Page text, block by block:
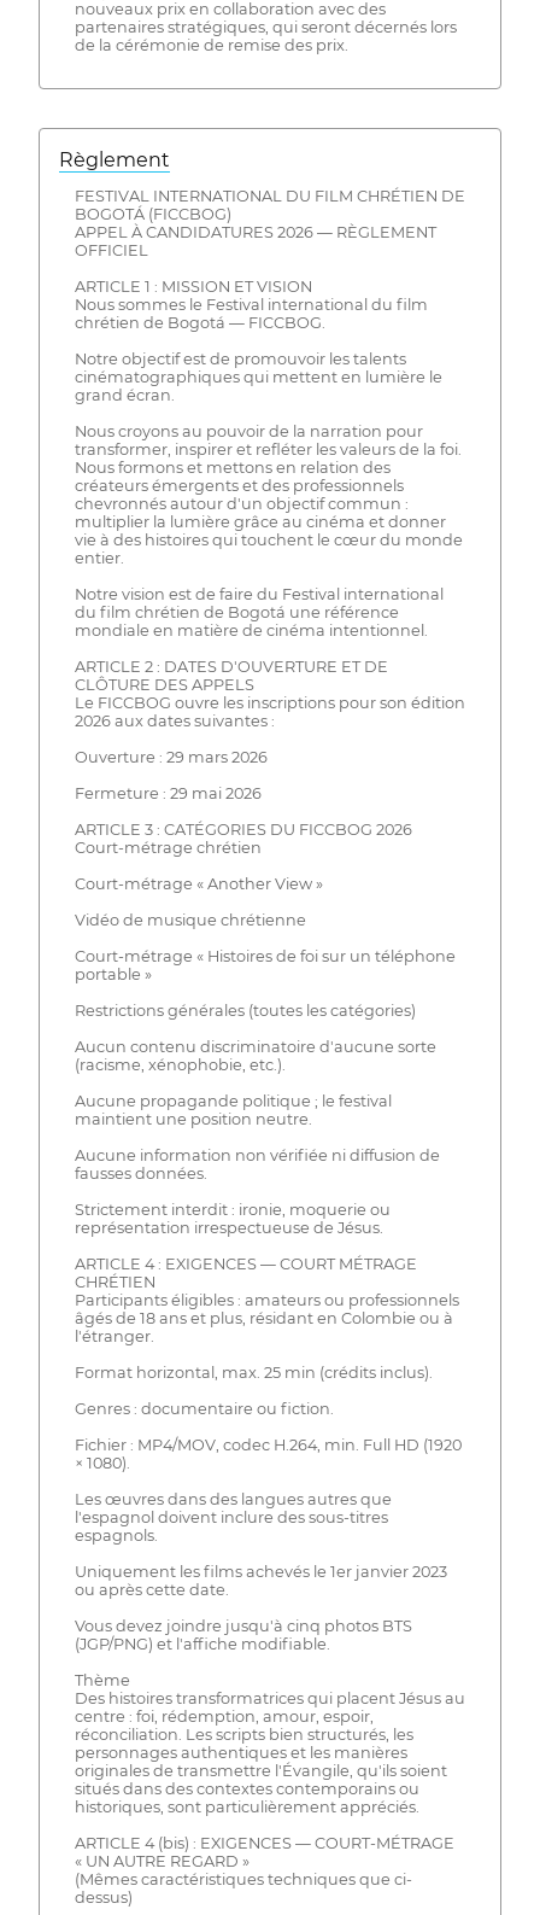
nouveaux prix en collaboration avec des
partenaires stratégiques, qui seront décernés lors
de la cérémonie de remise des prix.
Règlement
FESTIVAL INTERNATIONAL DU FILM CHRÉTIEN DE
BOGOTÁ (FICCBOG)
APPEL À CANDIDATURES 2026 — RÈGLEMENT
OFFICIEL
ARTICLE 1 : MISSION ET VISION
Nous sommes le Festival international du film
chrétien de Bogotá — FICCBOG.
Notre objectif est de promouvoir les talents
cinématographiques qui mettent en lumière le
grand écran.
Nous croyons au pouvoir de la narration pour
transformer, inspirer et refléter les valeurs de la foi.
Nous formons et mettons en relation des
créateurs émergents et des professionnels
chevronnés autour d'un objectif commun :
multiplier la lumière grâce au cinéma et donner
vie à des histoires qui touchent le cœur du monde
entier.
Notre vision est de faire du Festival international
du film chrétien de Bogotá une référence
mondiale en matière de cinéma intentionnel.
ARTICLE 2 : DATES D'OUVERTURE ET DE
CLÔTURE DES APPELS
Le FICCBOG ouvre les inscriptions pour son édition
2026 aux dates suivantes :
Ouverture : 29 mars 2026
Fermeture : 29 mai 2026
ARTICLE 3 : CATÉGORIES DU FICCBOG 2026
Court-métrage chrétien
Court-métrage « Another View »
Vidéo de musique chrétienne
Court-métrage « Histoires de foi sur un téléphone
portable »
Restrictions générales (toutes les catégories)
Aucun contenu discriminatoire d'aucune sorte
(racisme, xénophobie, etc.).
Aucune propagande politique ; le festival
maintient une position neutre.
Aucune information non vérifiée ni diffusion de
fausses données.
Strictement interdit : ironie, moquerie ou
représentation irrespectueuse de Jésus.
ARTICLE 4 : EXIGENCES — COURT MÉTRAGE
CHRÉTIEN
Participants éligibles : amateurs ou professionnels
âgés de 18 ans et plus, résidant en Colombie ou à
l'étranger.
Format horizontal, max. 25 min (crédits inclus).
Genres : documentaire ou fiction.
Fichier : MP4/MOV, codec H.264, min. Full HD (1920
× 1080).
Les œuvres dans des langues autres que
l'espagnol doivent inclure des sous-titres
espagnols.
Uniquement les films achevés le 1er janvier 2023
ou après cette date.
Vous devez joindre jusqu'à cinq photos BTS
(JGP/PNG) et l'affiche modifiable.
Thème
Des histoires transformatrices qui placent Jésus au
centre : foi, rédemption, amour, espoir,
réconciliation. Les scripts bien structurés, les
personnages authentiques et les manières
originales de transmettre l'Évangile, qu'ils soient
situés dans des contextes contemporains ou
historiques, sont particulièrement appréciés.
ARTICLE 4 (bis) : EXIGENCES — COURT-MÉTRAGE
« UN AUTRE REGARD »
(Mêmes caractéristiques techniques que ci-
dessus)